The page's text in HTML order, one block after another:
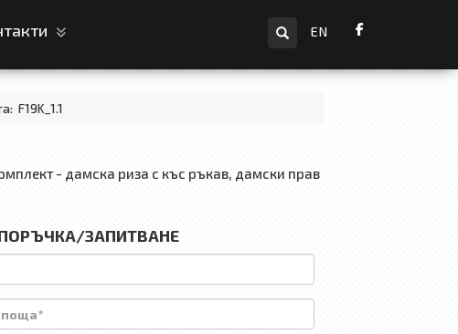
EN
F19K_1.1
- дамска риза с къс ръкав, дамски прав
ЗАПИТВАНЕ